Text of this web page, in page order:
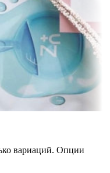
вариаций. Опции